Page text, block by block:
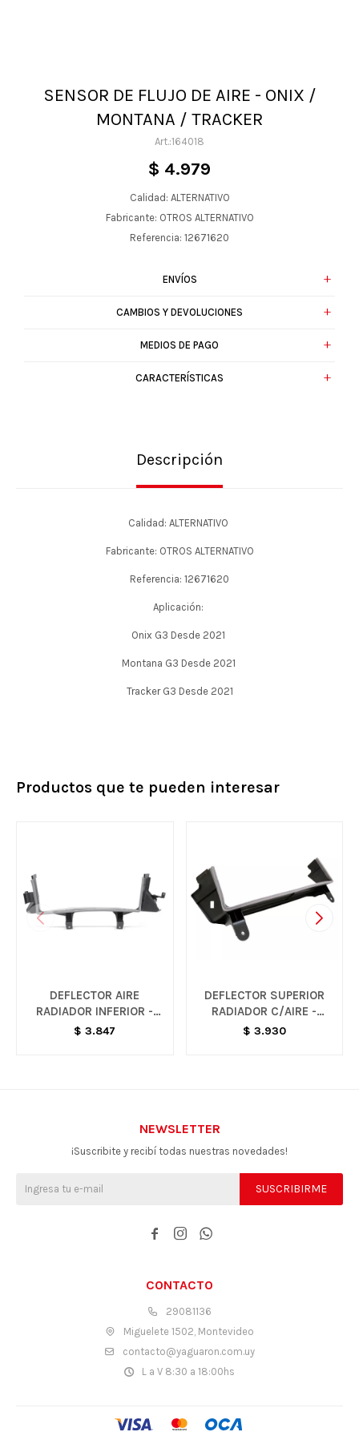
SENSOR DE FLUJO DE AIRE - ONIX /
MONTANA / TRACKER
164018
$ 4.979
Calidad: ALTERNATIVO
Fabricante: OTROS ALTERNATIVO
Referencia: 12671620
ENVÍOS
CAMBIOS Y DEVOLUCIONES
MEDIOS DE PAGO
CARACTERÍSTICAS
Descripción
Calidad: ALTERNATIVO
Fabricante: OTROS ALTERNATIVO
Referencia: 12671620
Aplicación:
Onix G3 Desde 2021
Montana G3 Desde 2021
Tracker G3 Desde 2021
Productos que te pueden interesar
DEFLECTOR AIRE
RADIADOR INFERIOR -
ONIX / PRISMA
$ 3.847
DEFLECTOR SUPERIOR
RADIADOR C/AIRE -
ONIX / PRISMA
$ 3.930
CONTACTO
29081136
Miguelete 1502, Montevideo
contacto@yaguaron.com.uy
L a V 8:30 a 18:00hs
NEWSLETTER
¡Suscribite y recibí todas nuestras novedades!
SUSCRIBIRME
  